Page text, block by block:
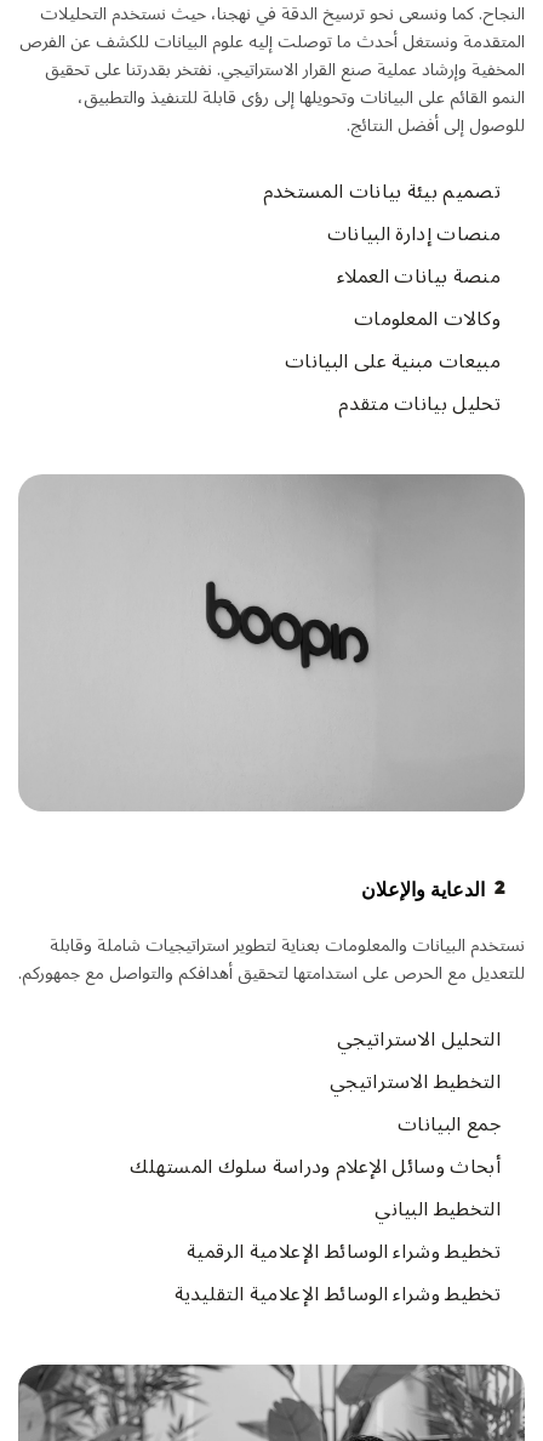
النجاح. كما ونسعى نحو ترسيخ الدقة في نهجنا، حيث نستخدم التحليلات
المتقدمة ونستغل أحدث ما توصلت إليه علوم البيانات للكشف عن الفرص
المخفية وإرشاد عملية صنع القرار الاستراتيجي. نفتخر بقدرتنا على تحقيق
النمو القائم على البيانات وتحويلها إلى رؤى قابلة للتنفيذ والتطبيق،
للوصول إلى أفضل النتائج.
تصميم بيئة بيانات المستخدم
منصات إدارة البيانات
منصة بيانات العملاء
وكالات المعلومات
مبيعات مبنية على البيانات
تحليل بيانات متقدم
2 الدعاية والإعلان
نستخدم البيانات والمعلومات بعناية لتطوير استراتيجيات شاملة وقابلة
للتعديل مع الحرص على استدامتها لتحقيق أهدافكم والتواصل مع جمهوركم.
التحليل الاستراتيجي
التخطيط الاستراتيجي
جمع البيانات
أبحاث وسائل الإعلام ودراسة سلوك المستهلك
التخطيط البياني
تخطيط وشراء الوسائط الإعلامية الرقمية
تخطيط وشراء الوسائط الإعلامية التقليدية